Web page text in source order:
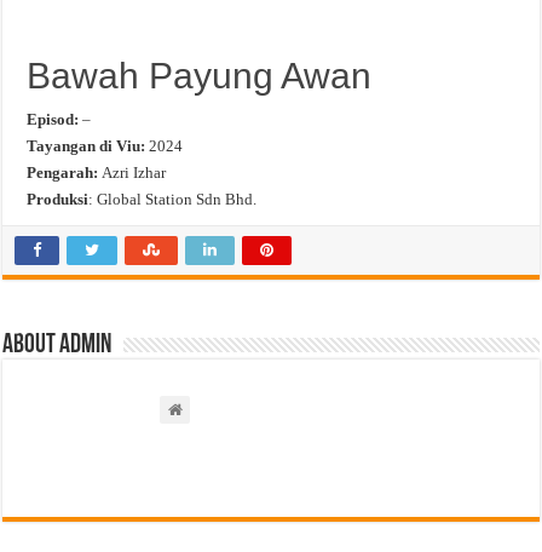
Bawah Payung Awan
Episod: –
Tayangan di Viu: 2024
Pengarah: Azri Izhar
Produksi: Global Station Sdn Bhd.
About admin